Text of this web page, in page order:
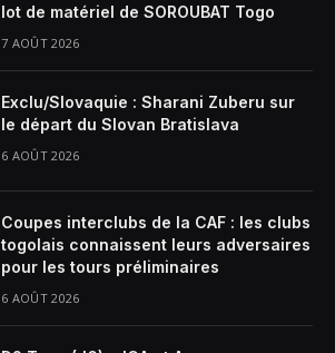
lot de matériel de SOROUBAT Togo
7 AOÛT 2026
Exclu/Slovaquie : Sharani Zuberu sur
le départ du Slovan Bratislava
6 AOÛT 2026
Coupes interclubs de la CAF : les clubs
togolais connaissent leurs adversaires
pour les tours préliminaires
6 AOÛT 2026